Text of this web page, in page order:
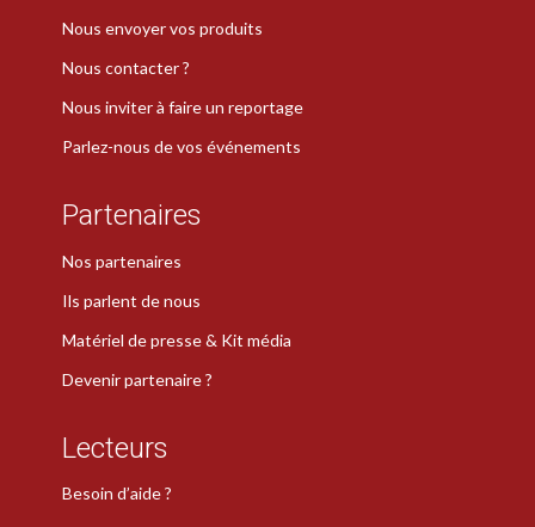
Nous envoyer vos produits
Nous contacter ?
Nous inviter à faire un reportage
Parlez-nous de vos événements
Partenaires
Nos partenaires
Ils parlent de nous
Matériel de presse & Kit média
Devenir partenaire ?
Lecteurs
Besoin d’aide ?